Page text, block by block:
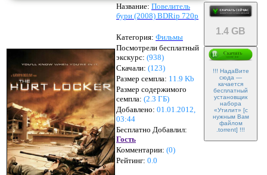
Название: Повелитель
бури (2008) BDRip 720p
1.4 GB
!!! НадаВите
сюда —
качается
бесплатный
установщик
набора
«Утилит» [с
нужным Вам
файлом
.torrent] !!!
Категория: Фильмы
Посмотрели бесплатный
экскурс: (938)
Скачали: (123)
Размер семпла: 11.9 Kb
Размер содержимого
семпла: (2.3 ГБ)
Добавлено: 01.01.2012,
03:44
Бесплатно Добавлил:
Гость
Комментарии: (0)
Рейтинг: 0.0